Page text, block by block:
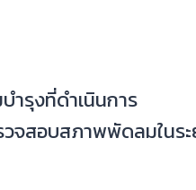
ำรุงที่ดำเนินการ
จสอบสภาพพัดลมในระ